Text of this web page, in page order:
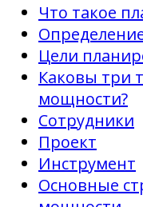
Что такое
Цели
Каковы три
мощности?
Сотрудники
Проект
Инструмент
Основные